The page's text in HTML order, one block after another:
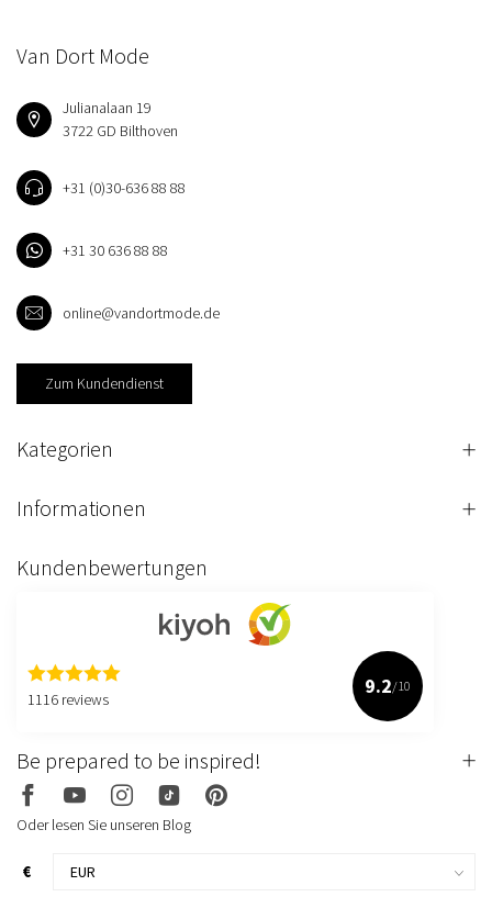
Van Dort Mode
Julianalaan 19
3722 GD Bilthoven
+31 (0)30-636 88 88
+31 30 636 88 88
online@vandortmode.de
Zum Kundendienst
Kategorien
Informationen
Kundenbewertungen
1116 reviews
9.2/10
Be prepared to be inspired!
Oder lesen Sie unseren Blog
€